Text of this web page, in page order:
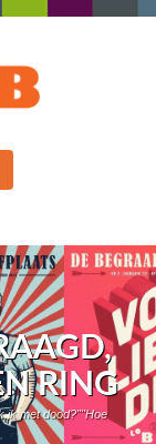
RING
ik met dood?""Hoe